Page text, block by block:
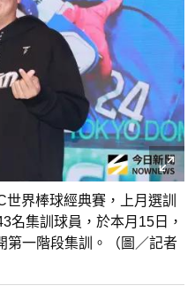
界棒球經典賽，上月選訓
名集訓球員，於本月15日，
第一階段集訓。（圖／記者